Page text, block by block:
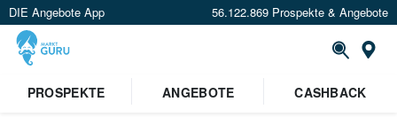
DIE Angebote App 56.122.869 Prospekte & Angebote
PROSPEKTE ANGEBOTE CASHBACK